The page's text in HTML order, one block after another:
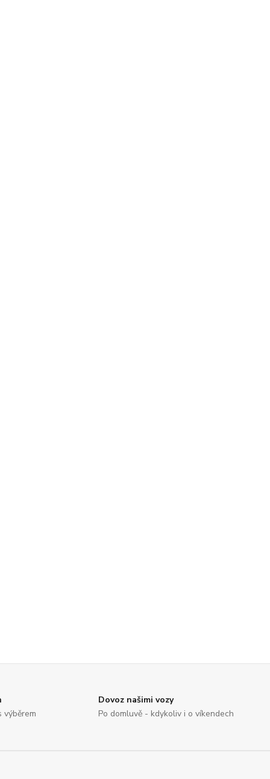
výběrem
Dovoz našimi vozy
Po domluvě - kdykoliv i o víkendech